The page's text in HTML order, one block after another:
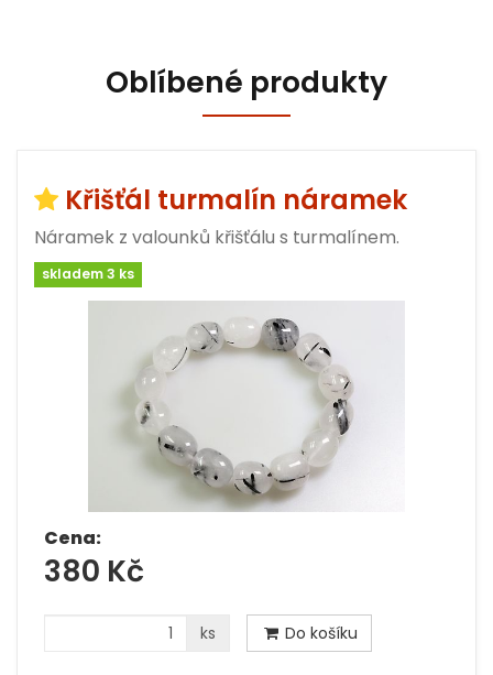
Oblíbené produkty
Křišťál turmalín náramek
Náramek z valounků křišťálu s turmalínem.
skladem 3 ks
Cena:
380 Kč
ks Do košíku